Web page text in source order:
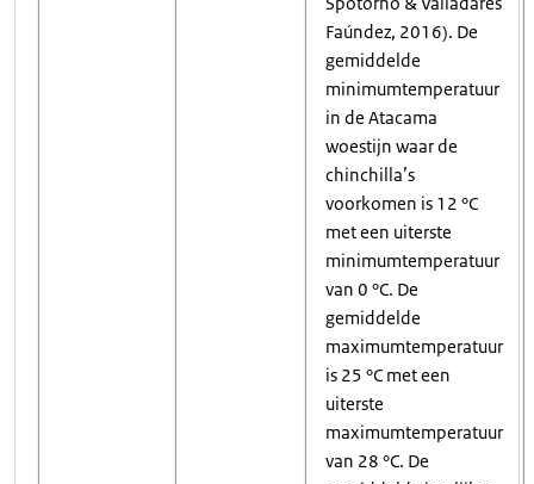
Faúndez, 2016). De
gemiddelde
minimumtemperatuur
in de Atacama
woestijn waar de
chinchilla’s
voorkomen is 12 °C
met een uiterste
minimumtemperatuur
van 0 °C. De
gemiddelde
maximumtemperatuur
is 25 °C met een
uiterste
maximumtemperatuur
van 28 °C. De